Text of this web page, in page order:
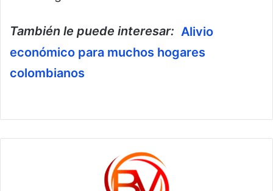
También le puede interesar: Alivio
económico para muchos hogares
colombianos